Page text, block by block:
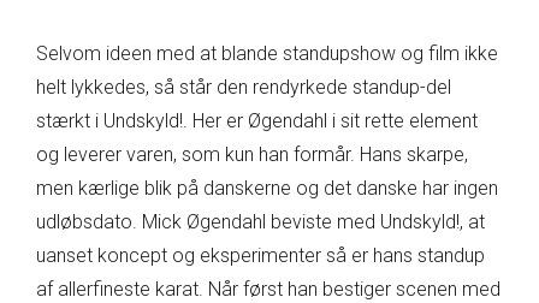
Selvom ideen med at blande standupshow og film ikke
helt lykkedes, så står den rendyrkede standup-del
stærkt i Undskyld!. Her er Øgendahl i sit rette element
og leverer varen, som kun han formår. Hans skarpe,
men kærlige blik på danskerne og det danske har ingen
udløbsdato. Mick Øgendahl beviste med Undskyld!, at
uanset koncept og eksperimenter så er hans standup
af allerfineste karat. Når først han bestiger scenen med